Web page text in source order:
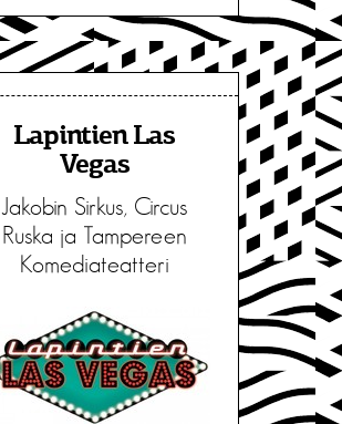
Lapintien Las
Vegas
Jakobin Sirkus, Circus
Ruska ja Tampereen
Komediateatteri